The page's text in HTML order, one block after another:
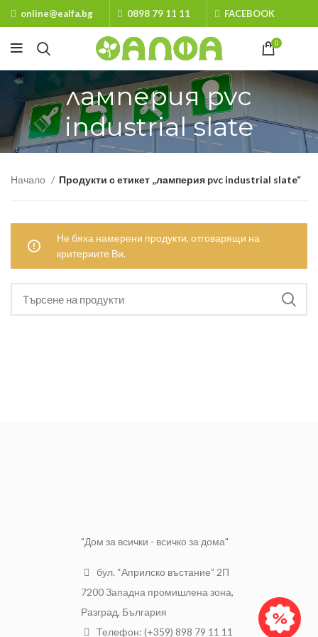
online@ealfa.bg 0898 79 11 11 FACEBOOK
0
ламперия pvc
industrial slate
Начало Продукти с етикет „ламперия pvc industrial slate“
Не бяха намерени продукти, отговарящи на
критериите Ви.
"Дом за всички - всичко за дома"
бул. “Априлско въстание” 2П
7200 Западна промишлена зона,
Разград, България
Телефон: (+359) 898 79 11 11